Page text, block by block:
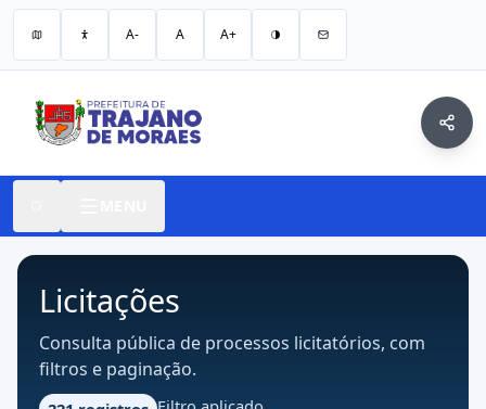
A- A A+
Licitações
Consulta pública de processos licitatórios, com
filtros e paginação.